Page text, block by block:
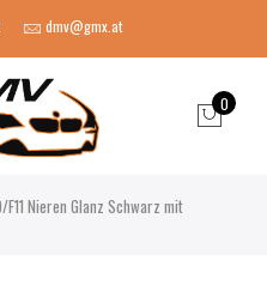
dmv@gmx.at
0
F11 Nieren Glanz Schwarz mit